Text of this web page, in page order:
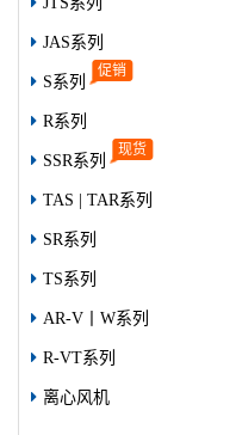
JAS系列
S系列
R系列
SSR系列
TAS | TAR系列
SR系列
TS系列
AR-V丨W系列
R-VT系列
离心风机